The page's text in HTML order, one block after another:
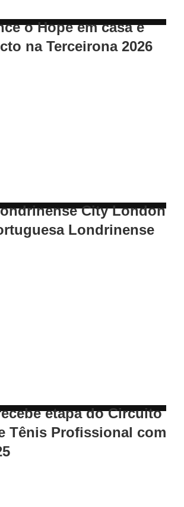
o Hope em casa e
na Terceirona 2026
City London
Londrinense
etapa do Circuito
Tênis Profissional com